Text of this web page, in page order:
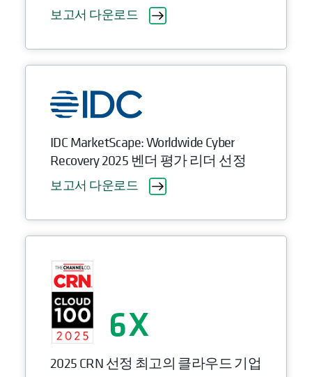
보고서 다운로드
IDC MarketScape: Worldwide Cyber
Recovery 2025 벤더 평가 리더 선정
보고서 다운로드
6
2025 CRN 선정 최고의 클라우드 기업